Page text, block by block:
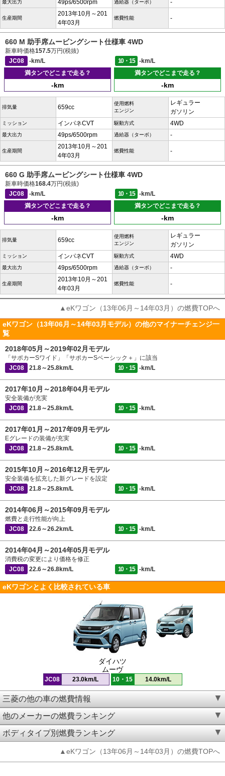
最大出力 49ps/6500rpm 過給器（ターボ） -
生産期間
2013年10月～201
4年03月
燃費性能 -
660 M 助手席ムービングシート仕様車 4WD
新車時価格157.5万円(税抜)
JC08
-km/L 10・15
-km/L
満タンでどこまで走る？
-km
満タンでどこまで走る？
-km
排気量 659cc
使用燃料
エンジン
レギュラー
ガソリン
ミッション インパネCVT 駆動方式 4WD
最大出力 49ps/6500rpm 過給器（ターボ） -
生産期間
2013年10月～201
4年03月
燃費性能 -
660 G 助手席ムービングシート仕様車 4WD
新車時価格168.4万円(税抜)
JC08
-km/L 10・15
-km/L
満タンでどこまで走る？
-km
満タンでどこまで走る？
-km
排気量 659cc
使用燃料
エンジン
レギュラー
ガソリン
ミッション インパネCVT 駆動方式 4WD
最大出力 49ps/6500rpm 過給器（ターボ） -
生産期間
2013年10月～201
4年03月
燃費性能 -
▲eKワゴン（13年06月～14年03月）の燃費TOPへ
eKワゴン（13年06月～14年03月モデル）の他のマイナーチェンジ一
覧
2018年05月～2019年02月モデル
「サポカーSワイド」「サポカーSベーシック＋」に該当
JC08
21.8～25.8km/L 10・15 -km/L
2017年10月～2018年04月モデル
安全装備が充実
JC08
21.8～25.8km/L 10・15 -km/L
2017年01月～2017年09月モデル
Eグレードの装備が充実
JC08
21.8～25.8km/L 10・15 -km/L
2015年10月～2016年12月モデル
安全装備を拡充した新グレードを設定
JC08
21.8～25.8km/L 10・15 -km/L
2014年06月～2015年09月モデル
燃費と走行性能が向上
JC08
22.6～26.2km/L 10・15 -km/L
2014年04月～2014年05月モデル
消費税の変更により価格を修正
JC08
22.6～26.8km/L 10・15 -km/L
eKワゴンとよく比較されている車
ダイハツ
ムーヴ
JC08 23.0km/L 10・15 14.0km/L
三菱の他の車の燃費情報
他のメーカーの燃費ランキング
ボディタイプ別燃費ランキング
▲eKワゴン（13年06月～14年03月）の燃費TOPへ